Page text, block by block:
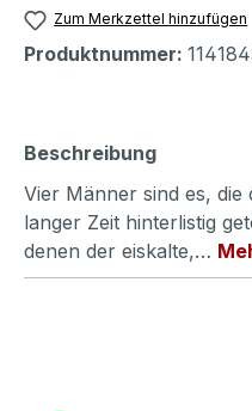
Zum Merkzettel hinzufügen
Produktnummer:
Beschreibung
Vier Männer sind es,
langer Zeit hinterlistig
denen der eiskalte,…